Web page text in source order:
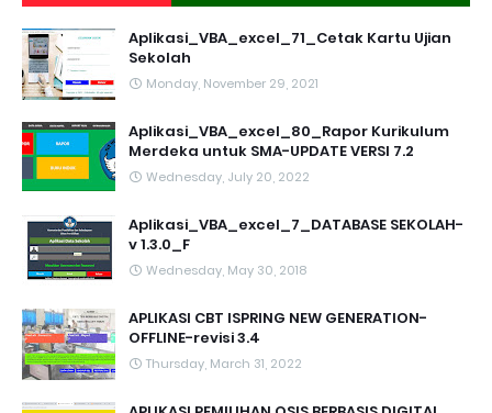
Aplikasi_VBA_excel_71_Cetak Kartu Ujian
Sekolah
Monday, November 29, 2021
Aplikasi_VBA_excel_80_Rapor Kurikulum
Merdeka untuk SMA-UPDATE VERSI 7.2
Wednesday, July 20, 2022
Aplikasi_VBA_excel_7_DATABASE SEKOLAH-
v 1.3.0_F
Wednesday, May 30, 2018
APLIKASI CBT ISPRING NEW GENERATION-
OFFLINE-revisi 3.4
Thursday, March 31, 2022